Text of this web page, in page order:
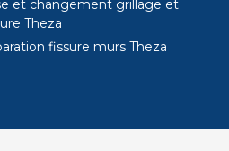
et changement grillage et
Theza
fissure murs Theza